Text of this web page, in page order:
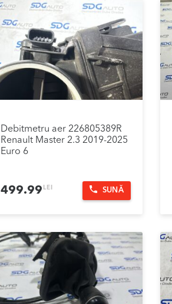
Debitmetru aer 226805389R
Renault Master 2.3 2019-2025
Euro 6
499.99 LEI SUNĂ